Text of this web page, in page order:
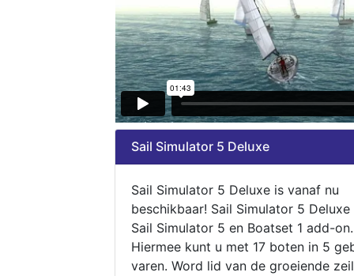
Sail Simulator 5 Deluxe
Sail Simulator 5 Deluxe is vanaf nu
beschikbaar! Sail Simulator 5
Sail Simulator 5 en Boatset 1 add-on.
Hiermee kunt u met 17 boten in 5
varen. Word lid van de groeiende zeil